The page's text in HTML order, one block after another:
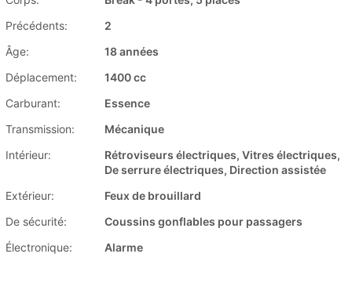
Précédents:
2
Âge:
18 années
Déplacement:
1400 cc
Carburant:
Essence
Transmission:
Mécanique
Intérieur:
Rétroviseurs électriques, Vitres électriques,
De serrure électriques, Direction assistée
Extérieur:
Feux de brouillard
De sécurité:
Coussins gonflables pour passagers
Électronique:
Alarme